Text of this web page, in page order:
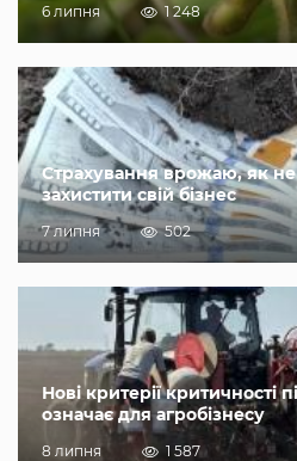
6 липня 1 248
Страхування врожаю, як
захистити свій бізнес
7 липня 502
Нові критерії
означає для агробізнесу
8 липня 1 587